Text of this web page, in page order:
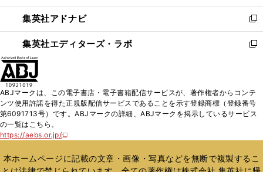
開
く
ウ
で
開
く
ン
ド
ウ
で
ウ
ィ
ン
ド
く
集英社アドナビ
新
し
い
ド
ウ
で
集英社エディターズ・ラボ
新
ィ
ン
ド
開
く
ABJマークは、この電子書店・電子書籍配信サービスが、著作権者からコンテ
ンツ使用許諾を得た正規版配信サービスであることを示す登録商標（登録番号
第6091713号）です。ABJマークの詳細、ABJマークを掲示しているサービス
の一覧はこちら。
https://aebs.or.jp/
新
い
ウ
本ホームページに記載の文章・画像・写真などを無断で複製するこ